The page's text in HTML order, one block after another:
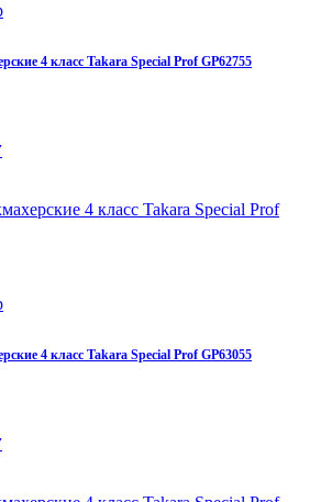
4 класс Takara Special Prof GP62755
4 класс Takara Special Prof GP63055